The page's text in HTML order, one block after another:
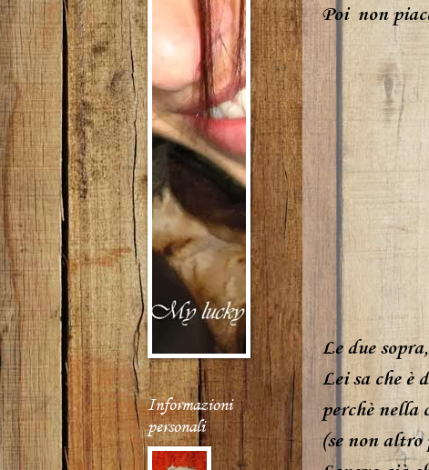
Poi non
Le due
Lei sa che è
perchè nella
(se non altro
Informazioni
personali